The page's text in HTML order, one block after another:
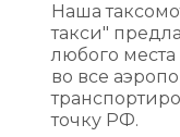
Наша
такси"
любого
во все
точку РФ.